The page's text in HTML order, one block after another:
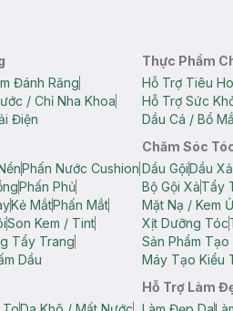
Đánh Răng
/ Chỉ Nha Khoa
Điện
Thực Phẩm
Hỗ Trợ Tiêu
Hỗ Trợ Sức
Dầu Cá / Bổ
Phấn Nước Cushion
Phấn Phủ
Kẻ MắtPhấn Mắt
Son Kem / Tint
Tẩy Trang
Dầu
Chăm Sóc
Dầu GộiDầu Xả
Bộ Gội XảTẩy
Mặt Nạ / Kem
Xịt Dưỡng Tóc
Sản Phẩm
Máy Tạo Kiểu
Hỗ Trợ Làm